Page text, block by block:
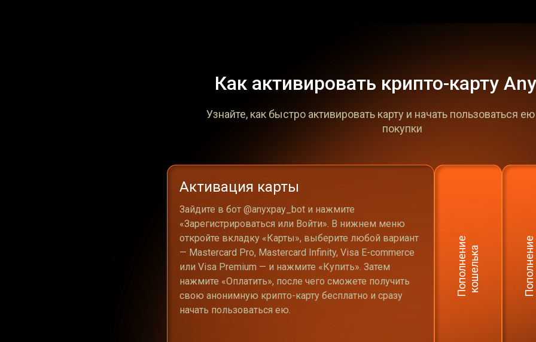
Как активировать крипто-карту
Узнайте, как быстро активировать карту и начать пользоваться
покупки
Активация карты
Зайдите в бот @anyxpay_bot и нажмите
«Зарегистрироваться или Войти». В нижнем меню
откройте вкладку «Карты», выберите любой вариант
— Mastercard Pro, Mastercard Infinity, Visa E-commerce
или Visa Premium — и нажмите «Купить». Затем
нажмите «Оплатить», после чего сможете получить
свою анонимную крипто-карту бесплатно и сразу
начать пользоваться ею.
П
о
п
о
л
н
е
н
и
е
к
о
ш
е
л
ь
ка П
о
п
о
л
н
е
н
и
е
к
а
р
т